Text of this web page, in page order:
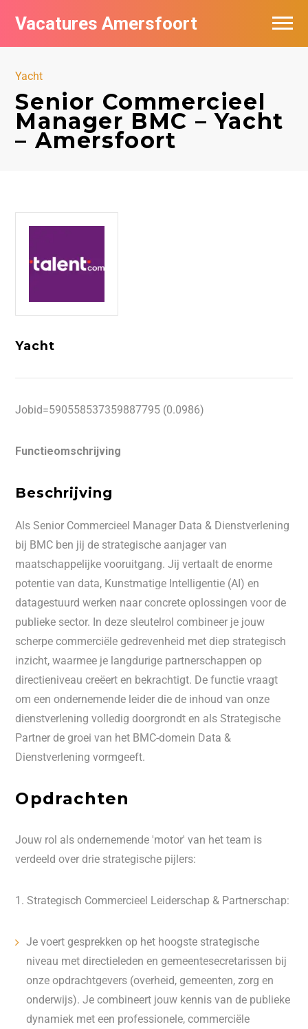
Vacatures Amersfoort
Yacht
Senior Commercieel
Manager BMC – Yacht
– Amersfoort
Yacht
Jobid=590558537359887795 (0.0986)
Functieomschrijving
Beschrijving
Als Senior Commercieel Manager Data & Dienstverlening
bij BMC ben jij de strategische aanjager van
maatschappelijke vooruitgang. Jij vertaalt de enorme
potentie van data, Kunstmatige Intelligentie (AI) en
datagestuurd werken naar concrete oplossingen voor de
publieke sector. In deze sleutelrol combineer je jouw
scherpe commerciële gedrevenheid met diep strategisch
inzicht, waarmee je langdurige partnerschappen op
directieniveau creëert en bekrachtigt. De functie vraagt
om een ondernemende leider die de inhoud van onze
dienstverlening volledig doorgrondt en als Strategische
Partner de groei van het BMC-domein Data &
Dienstverlening vormgeeft.
Opdrachten
Jouw rol als ondernemende 'motor' van het team is
verdeeld over drie strategische pijlers:
1. Strategisch Commercieel Leiderschap & Partnerschap:
Je voert gesprekken op het hoogste strategische
niveau met directieleden en gemeentesecretarissen bij
onze opdrachtgevers (overheid, gemeenten, zorg en
onderwijs). Je combineert jouw kennis van de publieke
dynamiek met een professionele, commerciële
Vacatures per bedrijf
Nieuwsbrief feed